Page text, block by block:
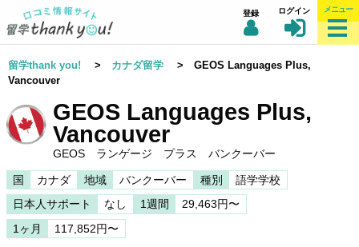
登録 ログイン メニュー
留学thank you! > カナダ留学 > GEOS Languages Plus,
Vancouver
GEOS Languages Plus,
Vancouver
GEOS ランゲージ プラス バンクーバー
国 カナダ 地域 バンクーバー 種別
語学学校
日本人サポート
なし 1週間
29,463円〜
1ヶ月
117,852円〜